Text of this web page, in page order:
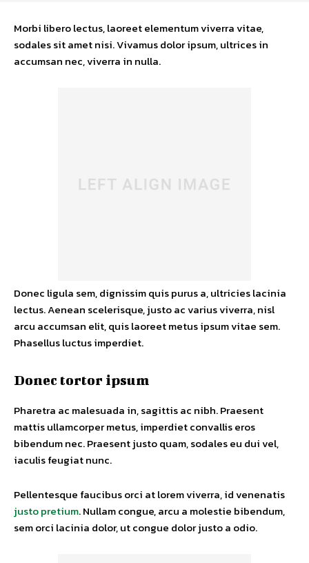
Morbi libero lectus, laoreet elementum viverra vitae,
sodales sit amet nisi. Vivamus dolor ipsum, ultrices in
accumsan nec, viverra in nulla.
Donec ligula sem, dignissim quis purus a, ultricies lacinia
lectus. Aenean scelerisque, justo ac varius viverra, nisl
arcu accumsan elit, quis laoreet metus ipsum vitae sem.
Phasellus luctus imperdiet.
Donec tortor ipsum
Pharetra ac malesuada in, sagittis ac nibh. Praesent
mattis ullamcorper metus, imperdiet convallis eros
bibendum nec. Praesent justo quam, sodales eu dui vel,
iaculis feugiat nunc.
Pellentesque faucibus orci at lorem viverra, id venenatis
justo pretium. Nullam congue, arcu a molestie bibendum,
sem orci lacinia dolor, ut congue dolor justo a odio.